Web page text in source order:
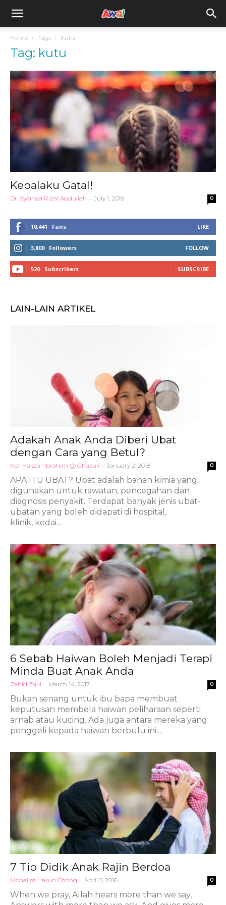
awal.my
Home Tags Kutu
Tag: kutu
Kepalaku Gatal!
Dr. Syamsa Rizal Abdullah - July 1, 2018 0
10,441 Fans LIKE
3,800 Followers FOLLOW
520 Subscribers SUBSCRIBE
LAIN-LAIN ARTIKEL
Adakah Anak Anda Diberi Ubat
dengan Cara yang Betul?
Nor Haizan Ibrahim @ Ghazali - January 2, 2018 0
APA ITU UBAT? Ubat adalah bahan kimia yang
digunakan untuk rawatan, pencegahan dan
diagnosis penyakit. Terdapat banyak jenis ubat-
ubatan yang boleh didapati di hospital,
klinik, kedai...
6 Sebab Haiwan Boleh Menjadi Terapi
Minda Buat Anak Anda
Zahid Zaki - March 14, 2017 0
Bukan senang untuk ibu bapa membuat
keputusan membela haiwan peliharaan seperti
arnab atau kucing. Ada juga antara mereka yang
penggeli kepada haiwan berbulu ini....
7 Tip Didik Anak Rajin Berdoa
Monalisa Harun Chong - April 5, 2016 0
When we pray, Allah hears more than we say,